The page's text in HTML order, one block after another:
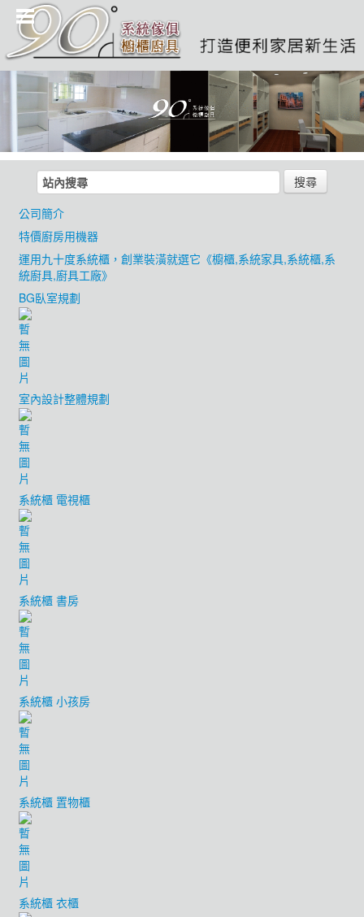
搜尋
公司簡介
特價廚房用機器
運用九十度系統櫃，創業裝潢就選它《櫥櫃,系統家具,系統櫃,系
統廚具,廚具工廠》
BG臥室規劃
室內設計整體規劃
系統櫃 電視櫃
系統櫃 書房
系統櫃 小孩房
系統櫃 置物櫃
系統櫃 衣櫃